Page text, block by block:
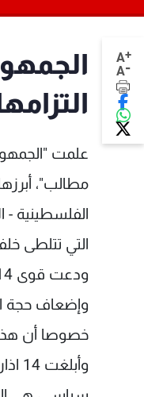
A+
A-
مطالب"،
الفلسطينية -
التي تتلطى خلفها قوى 8 آذار تحويلا
وإضعاف حجة
خصوصا أن هذا